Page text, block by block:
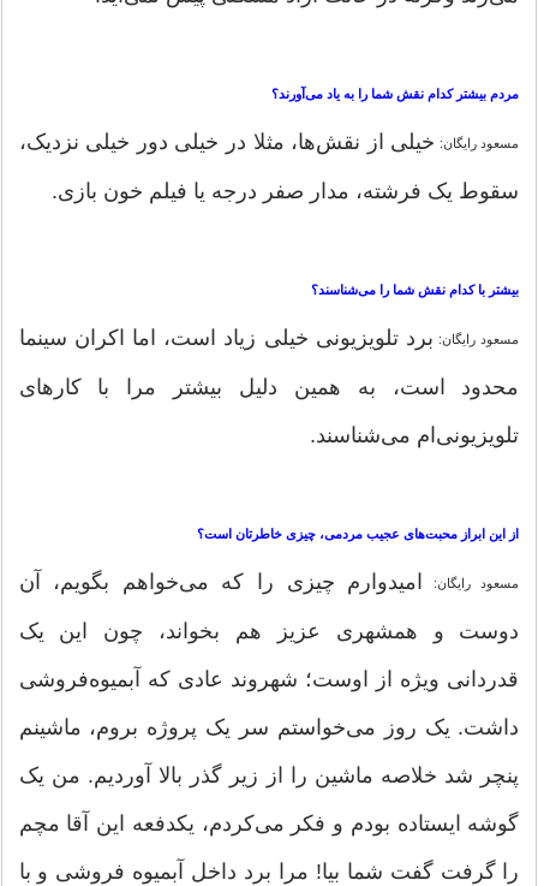
مردم بیشتر کدام نقش شما را به یاد می‌آورند؟
مسعود رایگان: خیلی از نقش‌ها، مثلا در خیلی دور خیلی نزدیک،
سقوط یک فرشته، مدار صفر درجه یا فیلم خون بازی.
بیشتر با کدام نقش شما را می‌شناسند؟
مسعود رایگان: برد تلویزیونی خیلی زیاد است، اما اکران سینما
محدود است، به همین دلیل بیشتر مرا با کارهای
تلویزیونی‌ام می‌شناسند.
از این ابراز محبت‌های عجیب مردمی، چیزی خاطرتان است؟
مسعود رایگان: امیدوارم چیزی را که می‌خواهم بگویم، آن
دوست و همشهری عزیز هم بخواند، چون این یک
قدردانی ویژه از اوست؛ شهروند عادی که آبمیوه‌فروشی
داشت. یک روز می‌خواستم سر یک پروژه بروم، ماشینم
پنچر شد خلاصه ماشین را از زیر گذر بالا آوردیم. من یک
گوشه ایستاده بودم و فکر می‌کردم، یکدفعه این آقا مچم
را گرفت گفت شما بیا! مرا برد داخل آبمیوه فروشی و با